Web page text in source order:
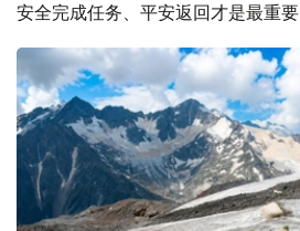
安全完成任务、平安返回才是最重要